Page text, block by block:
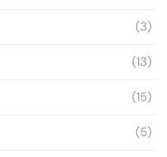
(3)
(13)
(15)
(5)